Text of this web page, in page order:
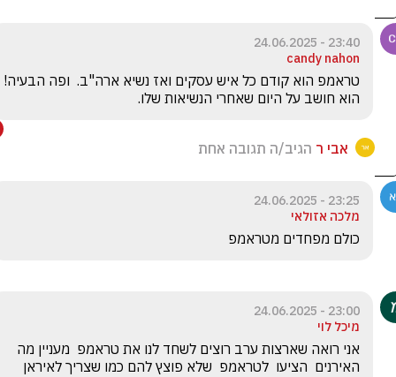
23:40 - 24.06.2025
candy nahon
הוא חושב על היום שאחרי הנשיאות שלו.
אבי ר הגיב/ה תגובה אחת
23:25 - 24.06.2025
מלכה אזולאי
כולם מפחדים מטראמפ
23:00 - 24.06.2025
מיכל לוי